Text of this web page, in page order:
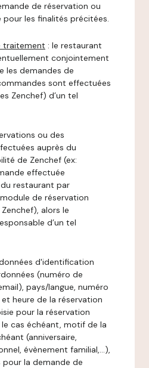
de réservation ou
les finalités précitées.
traitement : le restaurant
conjointement
les demandes de
sont effectuées
Zenchef) d’un tel
ou des
auprès du
de Zenchef (ex:
effectuée
restaurant par
de réservation
alors le
d’un tel
d'identification
(numéro de
pays/langue, numéro
heure de la réservation
pour la réservation
cas échéant, motif de la
(anniversaire,
évènement familial,…),
la demande de